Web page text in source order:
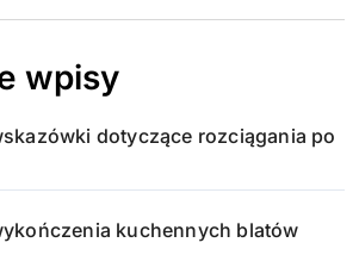
wpisy
dotyczące rozciągania po
kuchennych blatów